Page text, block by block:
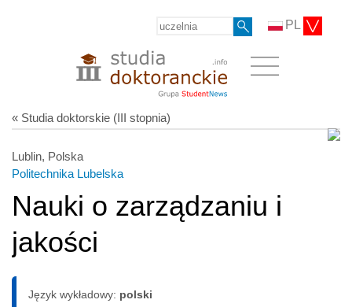
PL
« Studia doktorskie (III stopnia)
Lublin, Polska
Politechnika Lubelska
Nauki o zarządzaniu i
jakości
Język wykładowy: polski